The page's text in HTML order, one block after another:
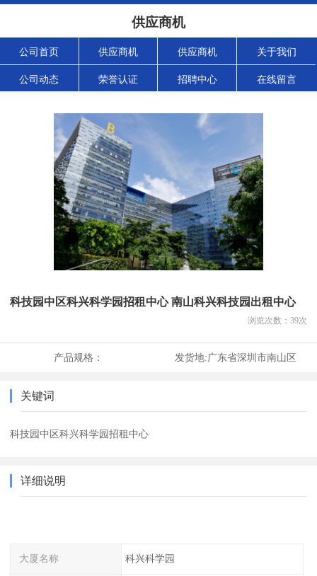
供应商机
公司首页 供应商机 供应商机 关于我们
公司动态 荣誉认证 招聘中心 在线留言
科技园中区科兴科学园招租中心 南山科兴科技园出租中心
浏览次数： 39次
产品规格： 发货地:广东省深圳市南山区
关键词
科技园中区科兴科学园招租中心
详细说明
大厦名称 科兴科学园